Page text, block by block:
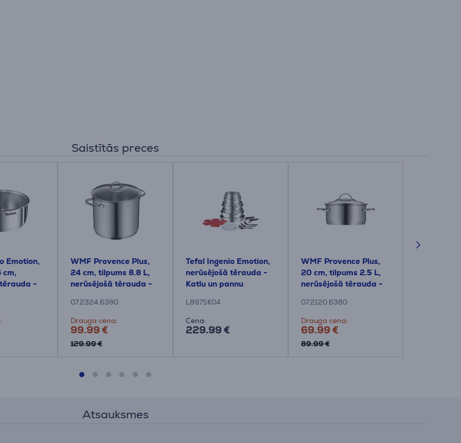
Saistītās preces
Emotion,
cm,
-
WMF Provence Plus,
24 cm, tilpums 8.8 L,
nerūsējošā tērauda -
07.2324.6380
Drauga cena:
99.99 €
129.99 €
Tefal Ingenio Emotion,
nerūsējošā tērauda -
Katlu un pannu
L897SK04
Cena:
229.99 €
WMF Provence Plus,
20 cm, tilpums 2.5 L,
nerūsējošā tērauda -
07.2120.6380
Drauga cena:
69.99 €
89.99 €
Atsauksmes